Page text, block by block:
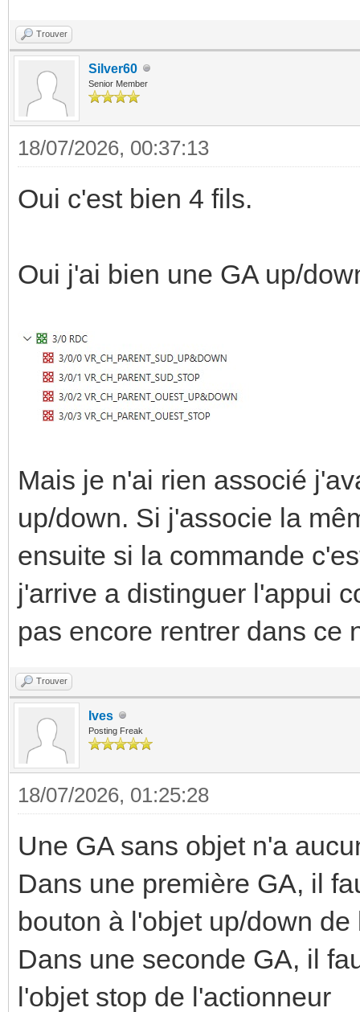
Trouver
Silver60
Senior Member
18/07/2026, 00:37:13
Oui c'est bien 4 fils.
Oui j'ai bien une GA up/
Mais je n'ai rien associé
up/down. Si j'associe la
ensuite si la commande
j'arrive a distinguer l'appui
pas encore rentrer dans ce
Trouver
Ives
Posting Freak
18/07/2026, 01:25:28
Une GA sans objet n'a
Dans une première GA, il
bouton à l'objet up/down de
Dans une seconde GA, il
l'objet stop de l'actionneur